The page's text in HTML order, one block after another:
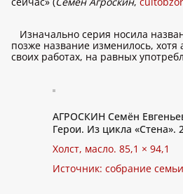
Изначально серия носила
позже название изменилось, хотя
своих работах, на равных
АГРОСКИН Семён
Герои. Из цикла «Стена».
Холст, масло. 85,1 × 94,1
Источник: собрание